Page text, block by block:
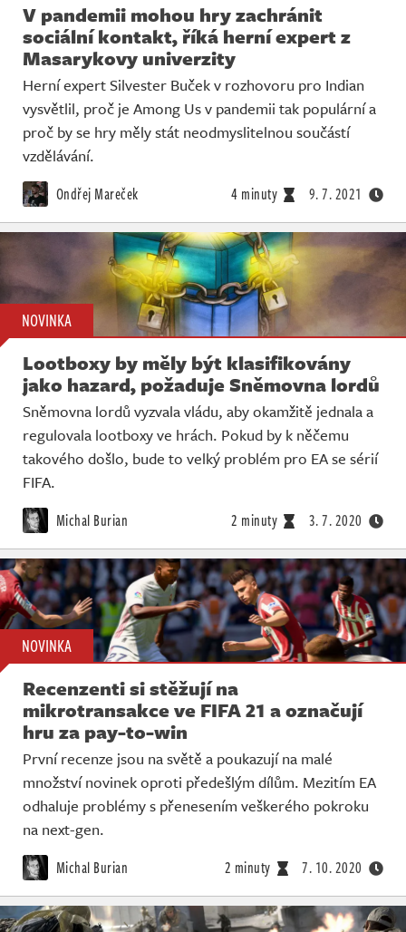
V pandemii mohou hry zachránit
sociální kontakt, říká herní expert z
Masarykovy univerzity
Herní expert Silvester Buček v rozhovoru pro Indian
vysvětlil, proč je Among Us v pandemii tak populární a
proč by se hry měly stát neodmyslitelnou součástí
vzdělávání.
Ondřej Mareček 4 minuty 9. 7. 2021
NOVINKA
Lootboxy by měly být klasifikovány
jako hazard, požaduje Sněmovna lordů
Sněmovna lordů vyzvala vládu, aby okamžitě jednala a
regulovala lootboxy ve hrách. Pokud by k něčemu
takového došlo, bude to velký problém pro EA se sérií
FIFA.
Michal Burian 2 minuty 3. 7. 2020
NOVINKA
Recenzenti si stěžují na
mikrotransakce ve FIFA 21 a označují
hru za pay-to-win
První recenze jsou na světě a poukazují na malé
množství novinek oproti předešlým dílům. Mezitím EA
odhaluje problémy s přenesením veškerého pokroku
na next-gen.
Michal Burian 2 minuty 7. 10. 2020